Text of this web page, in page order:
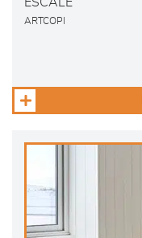
ARTCOPI